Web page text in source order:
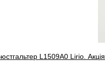
L1509A0 Lirio. Акція.